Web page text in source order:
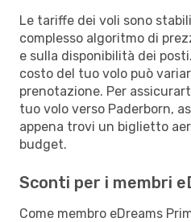
Le tariffe dei voli sono
complesso algoritmo di
e sulla disponibilità dei
costo del tuo volo può
prenotazione. Per
tuo volo verso Paderborn,
appena trovi un biglietto
budget.
Sconti per i membri
Come membro eDreams